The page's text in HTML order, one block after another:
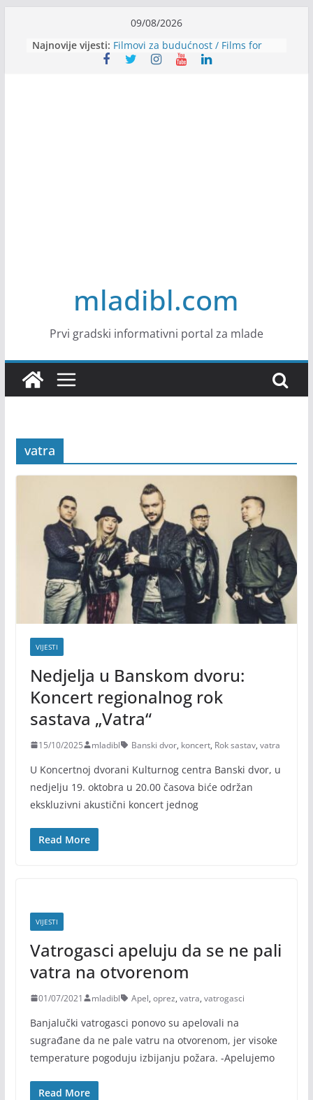
content
09/08/2026
Najnovije vijesti: Filmovi za budućnost / Films for
Future
mladibl.com
Prvi gradski informativni portal za mlade
vatra
VIJESTI
Nedjelja u Banskom dvoru:
Koncert regionalnog rok
sastava „Vatra“
15/10/2025 mladibl Banski dvor, koncert, Rok sastav, vatra
U Koncertnoj dvorani Kulturnog centra Banski dvor, u
nedjelju 19. oktobra u 20.00 časova biće održan
ekskluzivni akustični koncert jednog
Read More
VIJESTI
Vatrogasci apeluju da se ne pali
vatra na otvorenom
01/07/2021 mladibl Apel, oprez, vatra, vatrogasci
Banjalučki vatrogasci ponovo su apelovali na
sugrađane da ne pale vatru na otvorenom, jer visoke
temperature pogoduju izbijanju požara. -Apelujemo
Read More